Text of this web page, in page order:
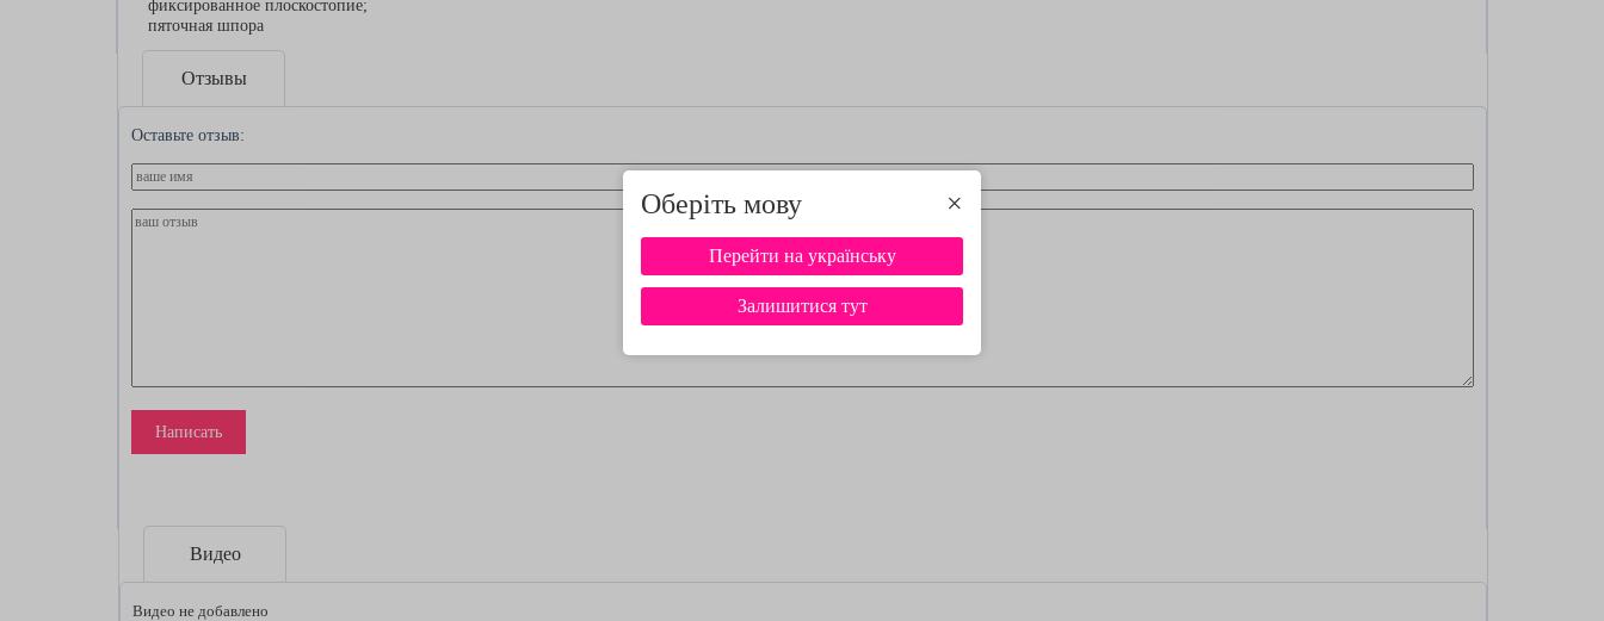
Оберіть мову ×
Перейти на українську
Залишитися тут
фиксированное плоскостопие;
пяточная шпора
Отзывы
Оставьте отзыв:
Написать
Видео
Видео не добавлено